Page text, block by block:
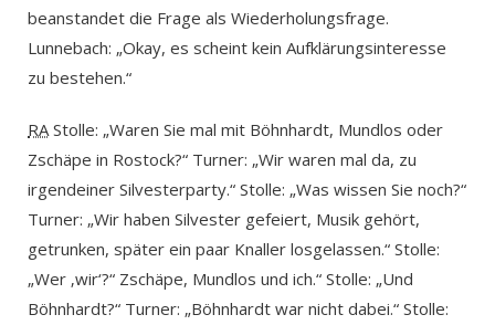
beanstandet die Frage als Wiederholungsfrage.
Lunnebach: „Okay, es scheint kein Aufklärungsinteresse
zu bestehen.“
RA Stolle: „Waren Sie mal mit Böhnhardt, Mundlos oder
Zschäpe in Rostock?“ Turner: „Wir waren mal da, zu
irgendeiner Silvesterparty.“ Stolle: „Was wissen Sie noch?“
Turner: „Wir haben Silvester gefeiert, Musik gehört,
getrunken, später ein paar Knaller losgelassen.“ Stolle:
„Wer ‚wir‘?“ Zschäpe, Mundlos und ich.“ Stolle: „Und
Böhnhardt?“ Turner: „Böhnhardt war nicht dabei.“ Stolle: